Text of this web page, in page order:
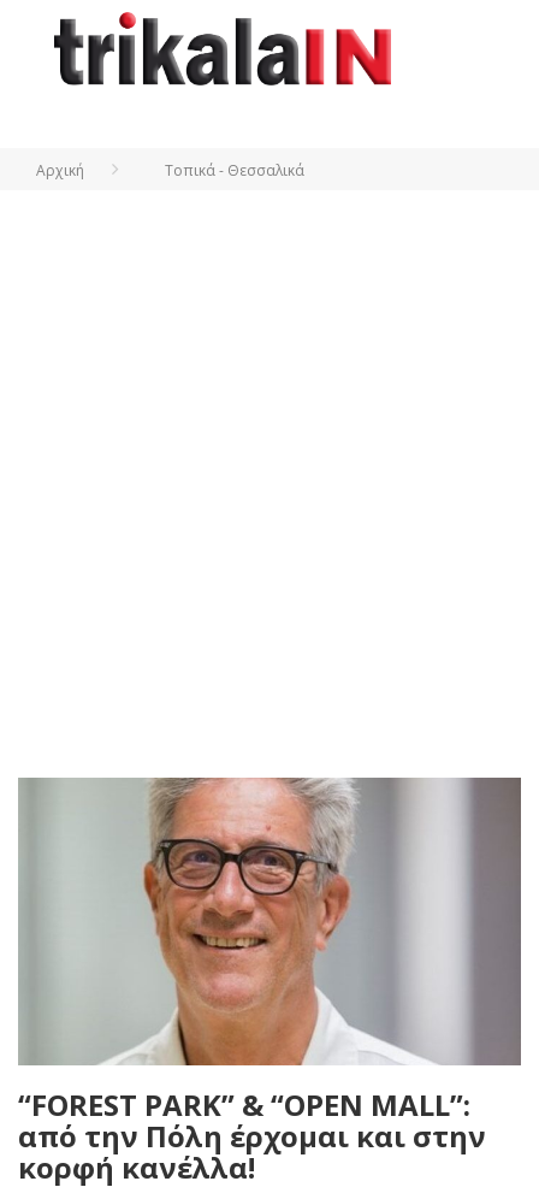
Αρχική Τοπικά - Θεσσαλικά
“FOREST PARK” & “OPEN MALL”:
από την Πόλη έρχομαι και στην
κορφή κανέλλα!